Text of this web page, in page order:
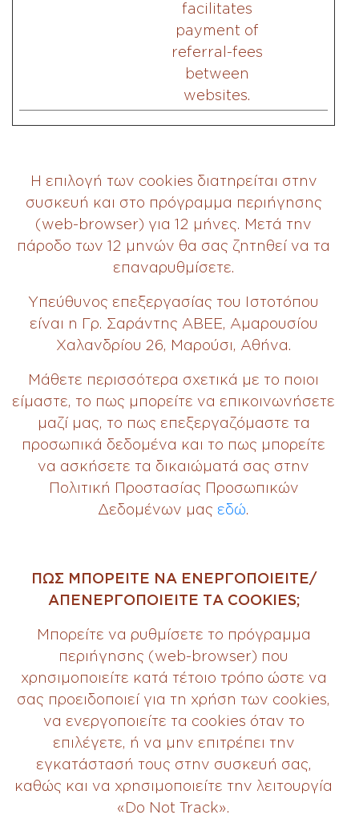
facilitates
payment of
referral-fees
between
websites.
Η επιλογή των cookies διατηρείται στην
συσκευή και στο πρόγραμμα περιήγησης
(web-browser) για 12 μήνες. Mετά την
πάροδο των 12 μηνών θα σας ζητηθεί να τα
επαναρυθμίσετε.
Υπεύθυνος επεξεργασίας του Ιστοτόπου
είναι η Γρ. Σαράντης ΑΒΕΕ, Αμαρουσίου
Χαλανδρίου 26, Μαρούσι, Αθήνα.
Μάθετε περισσότερα σχετικά με το ποιοι
είμαστε, το πως μπορείτε να επικοινωνήσετε
μαζί μας, το πως επεξεργαζόμαστε τα
προσωπικά δεδομένα και το πως μπορείτε
να ασκήσετε τα δικαιώματά σας στην
Πολιτική Προστασίας Προσωπικών
Δεδομένων μας εδώ.
ΠΩΣ ΜΠΟΡΕΙΤE ΝΑ ΕΝΕΡΓΟΠΟΙΕΙΤΕ/
ΑΠΕΝΕΡΓΟΠΟΙΕΙΤΕ ΤΑ COOKIES;
Μπορείτε να ρυθμίσετε το πρόγραμμα
περιήγησης (web-browser) που
χρησιμοποιείτε κατά τέτοιο τρόπο ώστε να
σας προειδοποιεί για τη χρήση των cookies,
να ενεργοποιείτε τα cookies όταν το
επιλέγετε, ή να μην επιτρέπει την
εγκατάστασή τους στην συσκευή σας,
καθώς και να χρησιμοποιείτε την λειτουργία
«Do Not Track».